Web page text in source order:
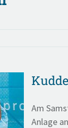
Am
Anlage